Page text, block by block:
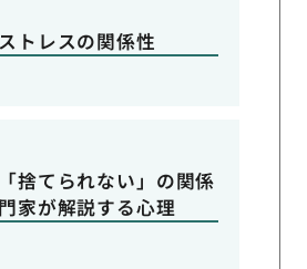
トレスの関係性
捨てられない」の関係
家が解説する心理